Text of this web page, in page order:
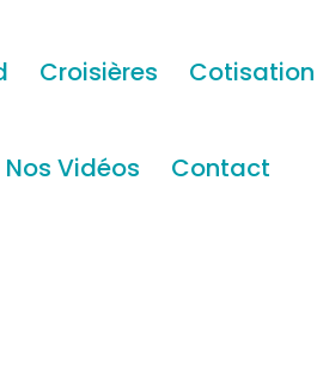
Croisières Cotisation
Nos Vidéos Contact